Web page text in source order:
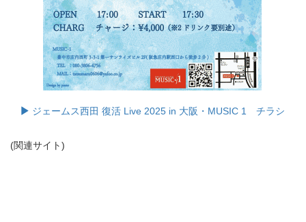
ジェームス西田 復活 Live 2025 in 大阪・MUSIC 1 チラシ
(関連サイト)